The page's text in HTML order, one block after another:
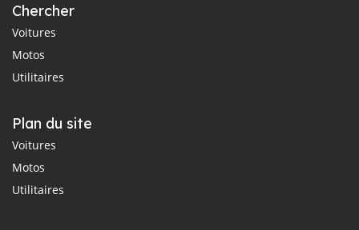
Chercher
Voitures
Motos
Utilitaires
Plan du site
Voitures
Motos
Utilitaires